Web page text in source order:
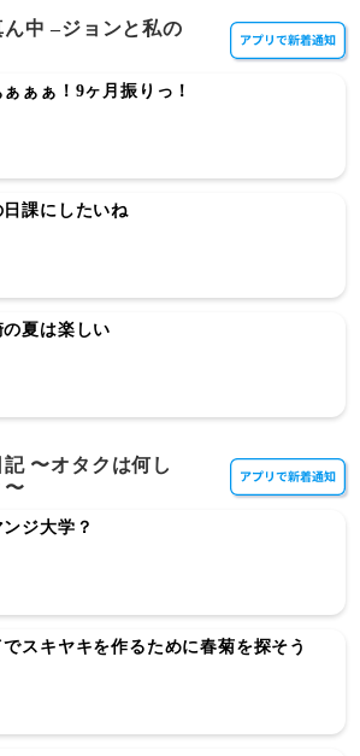
中 –ジョンと私の
ぁぁぁ！9ヶ月振りっ！
日課にしたいね
夏は楽しい
〜オタクは何し
〜
ジ大学？
スキヤキを作るために春菊を探そう